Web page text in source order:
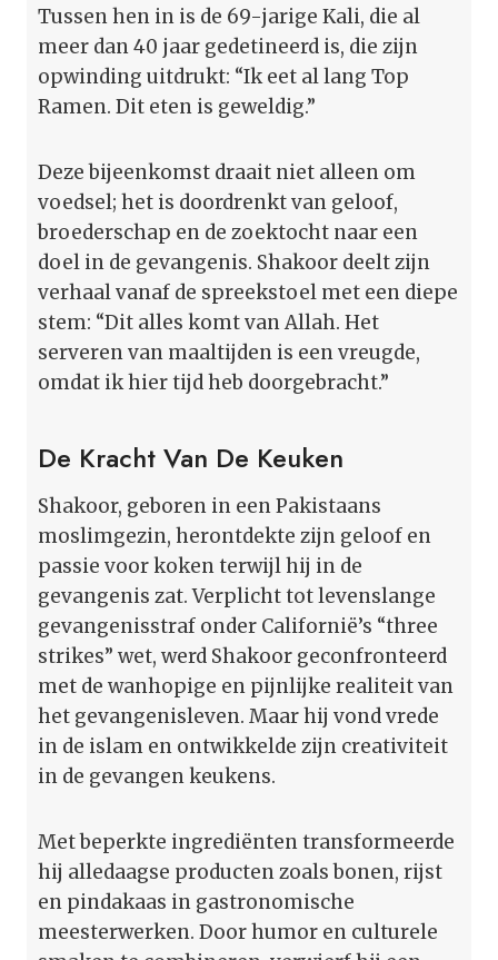
Tussen hen in is de 69-jarige Kali, die al
meer dan 40 jaar gedetineerd is, die zijn
opwinding uitdrukt: “Ik eet al lang Top
Ramen. Dit eten is geweldig.”
Deze bijeenkomst draait niet alleen om
voedsel; het is doordrenkt van geloof,
broederschap en de zoektocht naar een
doel in de gevangenis. Shakoor deelt zijn
verhaal vanaf de spreekstoel met een diepe
stem: “Dit alles komt van Allah. Het
serveren van maaltijden is een vreugde,
omdat ik hier tijd heb doorgebracht.”
De Kracht Van De Keuken
Shakoor, geboren in een Pakistaans
moslimgezin, herontdekte zijn geloof en
passie voor koken terwijl hij in de
gevangenis zat. Verplicht tot levenslange
gevangenisstraf onder Californië’s “three
strikes” wet, werd Shakoor geconfronteerd
met de wanhopige en pijnlijke realiteit van
het gevangenisleven. Maar hij vond vrede
in de islam en ontwikkelde zijn creativiteit
in de gevangen keukens.
Met beperkte ingrediënten transformeerde
hij alledaagse producten zoals bonen, rijst
en pindakaas in gastronomische
meesterwerken. Door humor en culturele